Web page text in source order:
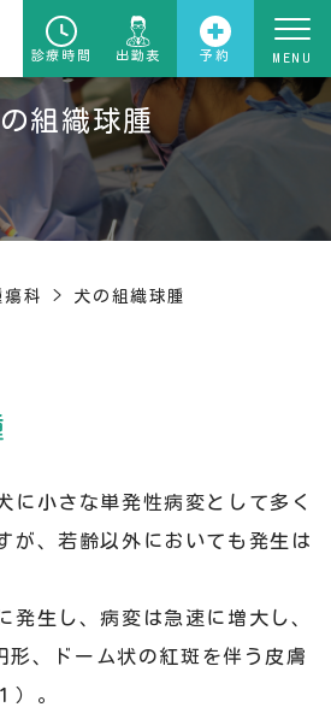
診療時間 出勤表 予約
組織球腫
瘍科 > 犬の組織球腫
に小さな単発性病変として多く
が、若齢以外においても発生は
発生し、病変は急速に増大し、
形、ドーム状の紅斑を伴う皮膚
）。